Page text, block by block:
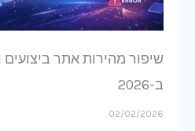
02/02/2026